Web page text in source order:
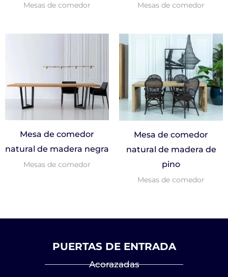
Mesas de comedor Mesas de comedor
Mesa de comedor
natural de madera negra
Mesas de comedor
Mesa de comedor
natural de madera de
pino
Mesas de comedor
PUERTAS DE ENTRADA
Acorazadas